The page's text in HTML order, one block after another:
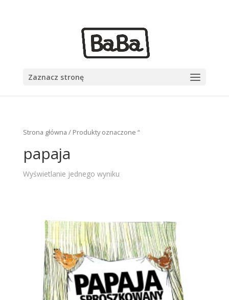
Zaznacz stronę
Strona główna / Produkty oznaczone “
papaja
Wyświetlanie jednego wyniku